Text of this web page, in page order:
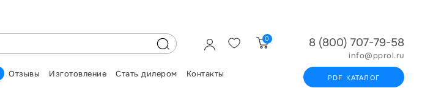
0
Отзывы Изготовление Стать дилером Контакты
8 (800) 707-79-58
info@pprol.ru
PDF КАТАЛОГ